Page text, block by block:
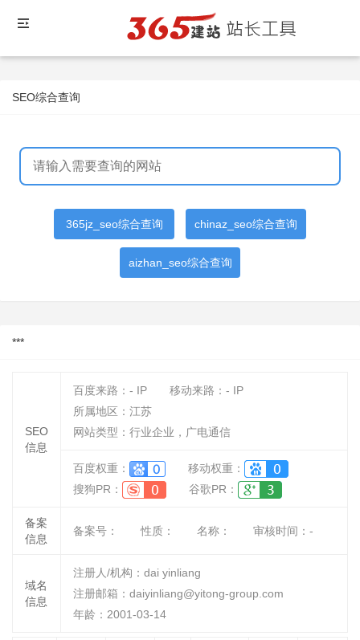
SEO综合查询
365jz_seo综合查询 chinaz_seo综合查询
aizhan_seo综合查询
***
SEO
信息
百度来路： - IP 移动来路： - IP
所属地区：江苏
网站类型：行业企业，广电通信
百度权重：
移动权重：
搜狗PR：
谷歌PR：
备案
信息
备案号： 性质： 名称： 审核时间： -
域名
信息
注册人/机构：dai yinliang
注册邮箱：daiyinliang@yitong-group.com
年龄：2001-03-14